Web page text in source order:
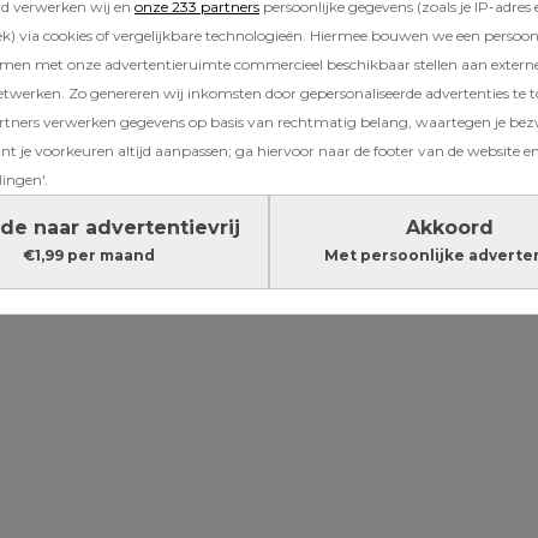
verwerken wij en onze 233 partners persoonlijke gegevens (zoals je IP-adres
via cookies of vergelijkbare technologieën. Hiermee bouwen we een
met onze advertentieruimte commercieel beschikbaar stellen aan
Zo genereren wij inkomsten door gepersonaliseerde advertenties te
verwerken gegevens op basis van rechtmatig belang, waartegen je
je voorkeuren altijd aanpassen; ga hiervoor naar de footer van de website
naar advertentievrij
€1,99 per maand
Akkoord
Met persoonlijke
dat Fenna meer uitdaging nodig heeft,
één ochtend in de week. Anders zou ze
Ik zie daar geen signalen van; Fenna
ze leest veel en we filosoferen wat af met
Lees verder onder de advertentie